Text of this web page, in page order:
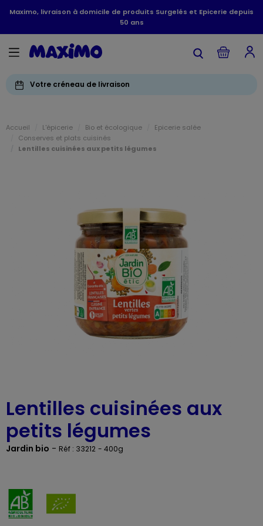
Maximo, livraison à domicile de produits Surgelés et Epicerie depuis
50 ans
Votre créneau de livraison
Accueil L'épicerie Bio et écologique
Epicerie salée
Conserves et plats cuisinés
Lentilles cuisinées aux petits légumes
Lentilles cuisinées aux
petits légumes
Jardin bio - Réf : 33212 - 400g